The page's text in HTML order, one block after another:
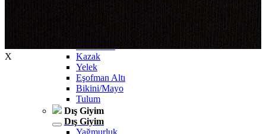
Kazak
Yelek
Eşofman Altı
Bikini/Mayo
Tulum
Dış Giyim
Dış Giyim
Yağmurluk
X